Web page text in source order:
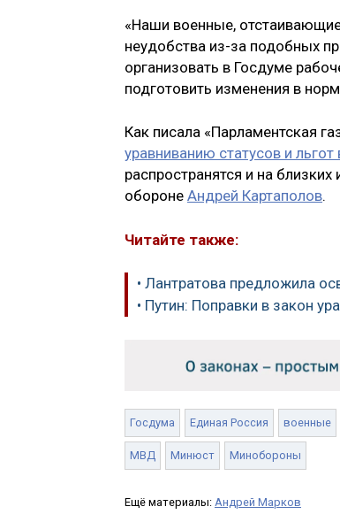
«Наши военные,
неудобства из-за подобных
организовать в Госдуме
подготовить изменения в
Как писала «Парламентская
уравниванию статусов и
распространятся и на
обороне Андрей Картаполов.
Читайте также:
• Лантратова предложила
• Путин: Поправки в закон
Госдума Единая Россия военные
МВД Минюст Минобороны
Ещё материалы: Андрей Марков